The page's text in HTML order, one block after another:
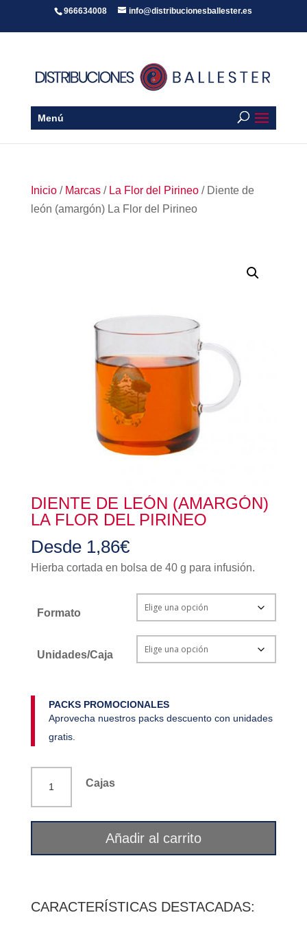
966634008 info@distribucionesballester.es
Menú
Inicio/ Marcas/ La Flor del Pirineo/ Diente de
león (amargón) La Flor del Pirineo
DIENTE DE LEÓN (AMARGÓN)
LA FLOR DEL PIRINEO
Desde 1,86€
Hierba cortada en bolsa de 40 g para infusión.
Formato
Unidades/Caja
PACKS PROMOCIONALES
Aprovecha nuestros packs descuento con unidades
gratis.
Pirineo
Cajas
Añadir al carrito
CARACTERÍSTICAS DESTACADAS: